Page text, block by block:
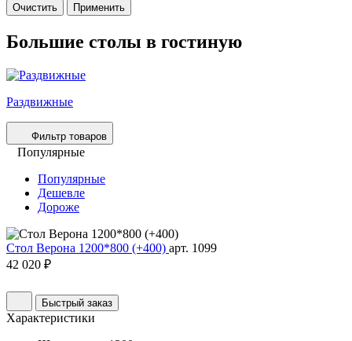
Очистить Применить
Большие столы в гостиную
Раздвижные
Фильтр товаров
Популярные
Популярные
Дешевле
Дороже
Стол Верона 1200*800 (+400) арт. 1099
42 020 ₽
Быстрый заказ
Характеристики